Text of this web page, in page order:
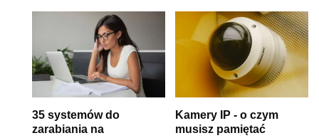
35 systemów do
zarabiania na
Kamery IP - o czym
musisz pamiętać